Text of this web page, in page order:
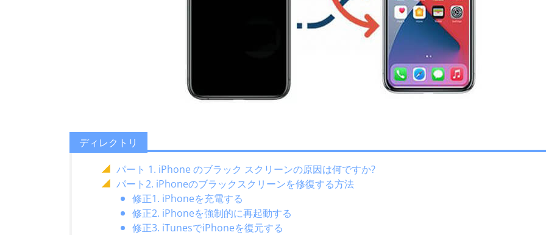
ディレクトリ
パート 1. iPhone のブラック スクリーンの原因は何ですか?
パート2. iPhoneのブラックスクリーンを修復する方法
修正1. iPhoneを充電する
修正2. iPhoneを強制的に再起動する
修正3. iTunesでiPhoneを復元する